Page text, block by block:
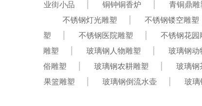
业街小品
铜钟铜香炉 青铜鼎雕
不锈钢灯光雕塑
不锈钢镂空雕塑
塑
不锈钢医院雕塑 不锈钢花园
雕塑
玻璃钢人物雕塑 玻璃钢动
俗雕塑
玻璃钢农耕雕塑 玻璃钢
果篮雕塑
玻璃钢倒流水壶 玻璃